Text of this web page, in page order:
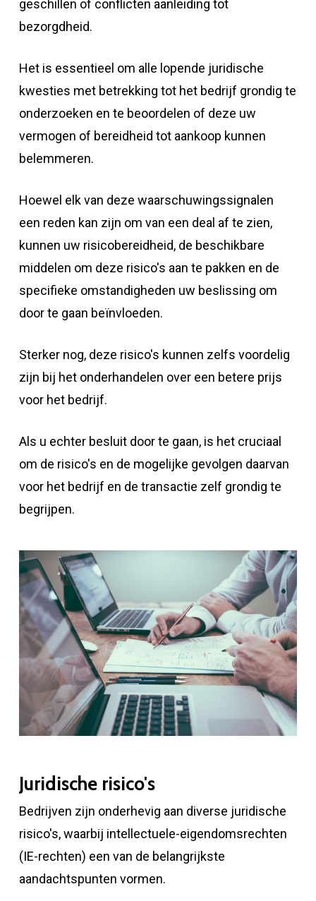
geschillen of conflicten aanleiding tot
bezorgdheid.
Het is essentieel om alle lopende juridische
kwesties met betrekking tot het bedrijf grondig te
onderzoeken en te beoordelen of deze uw
vermogen of bereidheid tot aankoop kunnen
belemmeren.
Hoewel elk van deze waarschuwingssignalen
een reden kan zijn om van een deal af te zien,
kunnen uw risicobereidheid, de beschikbare
middelen om deze risico's aan te pakken en de
specifieke omstandigheden uw beslissing om
door te gaan beïnvloeden.
Sterker nog, deze risico's kunnen zelfs voordelig
zijn bij het onderhandelen over een betere prijs
voor het bedrijf.
Als u echter besluit door te gaan, is het cruciaal
om de risico's en de mogelijke gevolgen daarvan
voor het bedrijf en de transactie zelf grondig te
begrijpen.
Juridische risico's
Bedrijven zijn onderhevig aan diverse juridische
risico's, waarbij intellectuele-eigendomsrechten
(IE-rechten) een van de belangrijkste
aandachtspunten vormen.